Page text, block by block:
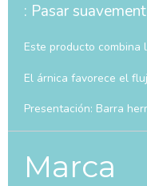
: Pasar
Este producto
El árnica favorece el
Presentación: Barra
Marca